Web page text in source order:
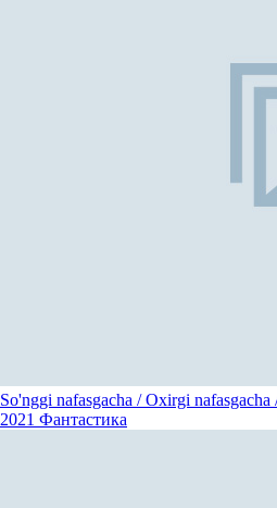
So'nggi nafasgacha / Oxirgi
2021 Фантастика